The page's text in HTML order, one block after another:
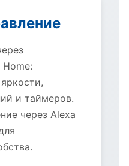
и таймеров.
через Alexa